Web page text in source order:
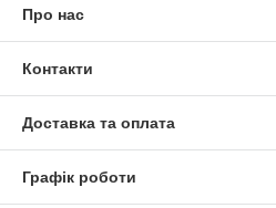
Про нас
Контакти
Доставка та оплата
Графік роботи